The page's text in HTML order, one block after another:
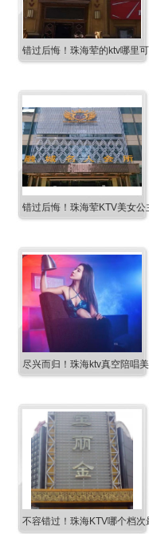
错过后悔！珠海荤的ktv哪里
错过后悔！珠海荤KTV美女
尽兴而归！珠海ktv真空陪唱
不容错过！珠海KTV哪个档